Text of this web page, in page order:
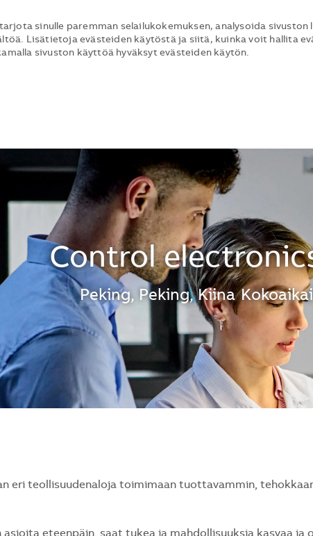
sinulle paremman selailukokemuksen, analysoida sivuston
Lisätietoja evästeiden käytöstä ja siitä, kuinka voit hallita
sivuston käyttöä hyväksyt evästeiden käytön.
Control
Sijainti
Peking, Peking, Kiina
eri teollisuudenaloja toimimaan tuottavammin,
asioita eteenpäin, saat tukea ja mahdollisuuksia kasvaa ja